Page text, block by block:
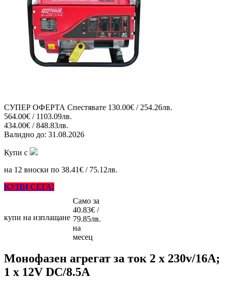
СУПЕР ОФЕРТА Спестявате 130.00€ / 254.26лв.
564.00€ / 1103.09лв.
434.00€ / 848.83лв.
Валидно до: 31.08.2026
Купи с
на 12 вноски по 38.41€ / 75.12лв.
КУПИ СЕГА!
купи на изплащане
Само за
40.83€ /
79.85лв.
на
месец
Монофазен агрегат за ток 2 x 230v/16A;
1 x 12V DC/8.5A